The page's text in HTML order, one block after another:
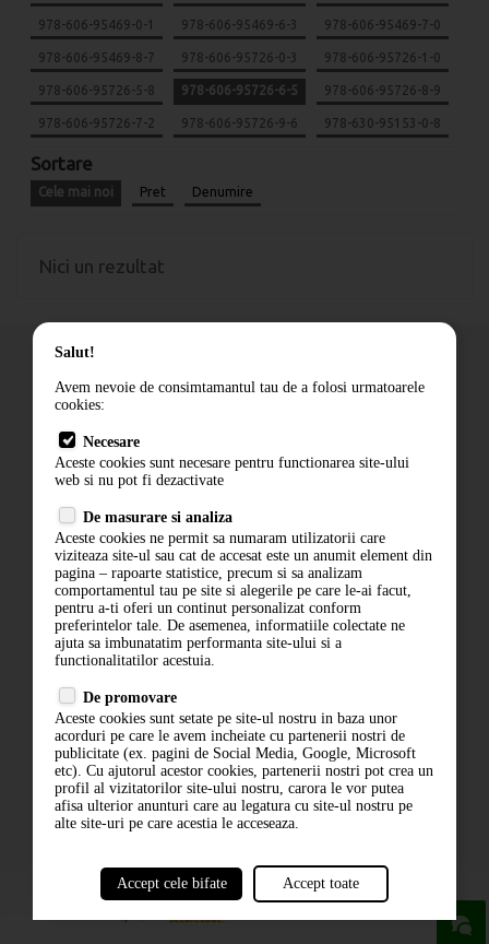
978-606-95469-0-1 978-606-95469-6-3 978-606-95469-7-0
978-606-95469-8-7 978-606-95726-0-3 978-606-95726-1-0
978-606-95726-5-8 978-606-95726-6-5 978-606-95726-8-9
978-606-95726-7-2 978-606-95726-9-6 978-630-95153-0-8
Sortare
Cele mai noi Pret Denumire
Nici un rezultat
Cum comand
Livrare
Contact
Politica de confidentialitate
ANPC
ABONARE LA NEWSLETTER
ABONARE
Salut!
Avem nevoie de consimtamantul tau de a folosi urmatoarele
cookies:
Necesare
Aceste cookies sunt necesare pentru functionarea site-ului
web si nu pot fi dezactivate
De masurare si analiza
Aceste cookies ne permit sa numaram utilizatorii care
viziteaza site-ul sau cat de accesat este un anumit element din
pagina – rapoarte statistice, precum si sa analizam
comportamentul tau pe site si alegerile pe care le-ai facut,
pentru a-ti oferi un continut personalizat conform
preferintelor tale. De asemenea, informatiile colectate ne
ajuta sa imbunatatim performanta site-ului si a
functionalitatilor acestuia.
De promovare
Aceste cookies sunt setate pe site-ul nostru in baza unor
acorduri pe care le avem incheiate cu partenerii nostri de
publicitate (ex. pagini de Social Media, Google, Microsoft
etc). Cu ajutorul acestor cookies, partenerii nostri pot crea un
profil al vizitatorilor site-ului nostru, carora le vor putea
afisa ulterior anunturi care au legatura cu site-ul nostru pe
alte site-uri pe care acestia le acceseaza.
Accept cele bifate Accept toate